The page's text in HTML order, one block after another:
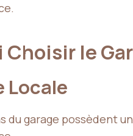
Choisir le
Locale
du garage possèdent